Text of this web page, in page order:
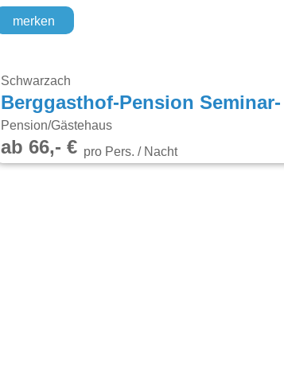
merken
Schwarzach
Pension/Gästehaus
ab 66,- € pro Pers. / Nacht